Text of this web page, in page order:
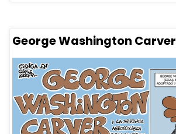
George Washington Carver